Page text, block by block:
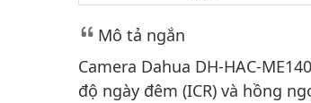
Mô tả ngắn
Camera Dahua DH-HAC-
độ ngày đêm (ICR) và hồng